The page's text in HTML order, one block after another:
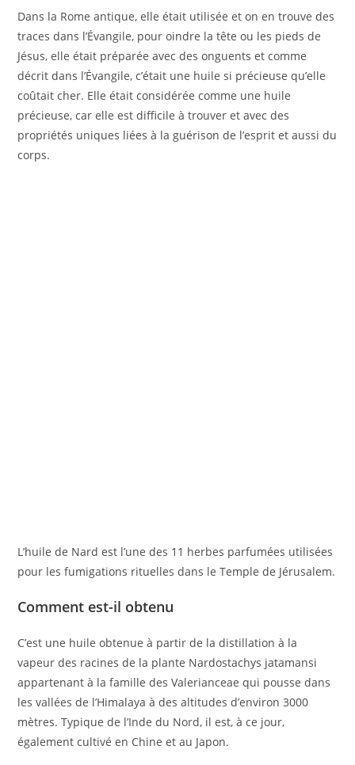
Dans la Rome antique, elle était utilisée et on en trouve des
traces dans l’Évangile, pour oindre la tête ou les pieds de
Jésus, elle était préparée avec des onguents et comme
décrit dans l’Évangile, c’était une huile si précieuse qu’elle
coûtait cher. Elle était considérée comme une huile
précieuse, car elle est difficile à trouver et avec des
propriétés uniques liées à la guérison de l’esprit et aussi du
corps.
L’huile de Nard est l’une des 11 herbes parfumées utilisées
pour les fumigations rituelles dans le Temple de Jérusalem.
Comment est-il obtenu
C’est une huile obtenue à partir de la distillation à la
vapeur des racines de la plante Nardostachys jatamansi
appartenant à la famille des Valerianceae qui pousse dans
les vallées de l’Himalaya à des altitudes d’environ 3000
mètres. Typique de l’Inde du Nord, il est, à ce jour,
également cultivé en Chine et au Japon.